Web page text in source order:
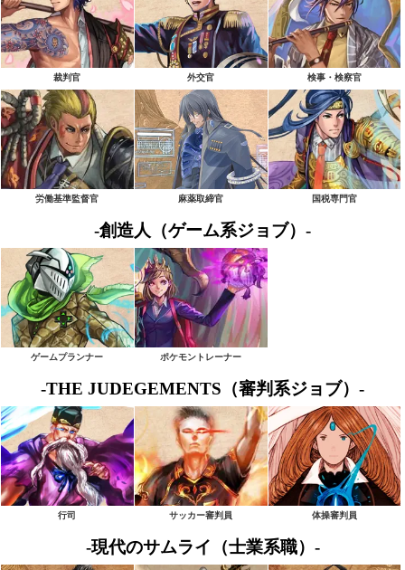
裁判官 外交官 検事・検察官
労働基準監督官 麻薬取締官 国税専門官
-創造人（ゲーム系ジョブ）-
ゲームプランナー ポケモントレーナー
-THE JUDEGEMENTS（審判系ジョブ）-
行司 サッカー審判員 体操審判員
-現代のサムライ（士業系職）-